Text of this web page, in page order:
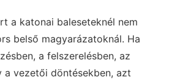
a katonai baleseteknél nem
belső magyarázatoknál. Ha
a felszerelésben, az
a vezetői döntésekben, azt